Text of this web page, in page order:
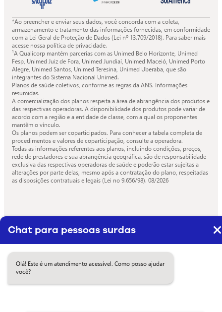
*Ao preencher e enviar seus dados, você concorda com a coleta,
armazenamento e tratamento das informações fornecidas, em conformidade
com a Lei Geral de Proteção de Dados (Lei nº 13.709/2018). Para saber mais
acesse nossa política de privacidade.
¹A Qualicorp mantém parcerias com as Unimed Belo Horizonte, Unimed
Fesp, Unimed Juiz de Fora, Unimed Jundiaí, Unimed Maceió, Unimed Porto
Alegre, Unimed Santos, Unimed Teresina, Unimed Uberaba, que são
integrantes do Sistema Nacional Unimed.
Planos de saúde coletivos, conforme as regras da ANS. Informações
resumidas.
A comercialização dos planos respeita a área de abrangência dos produtos e
das respectivas operadoras. A disponibilidade dos produtos pode variar de
acordo com a região e a entidade de classe, com a qual os proponentes
mantêm o vínculo.
Os planos podem ser coparticipados. Para conhecer a tabela completa de
procedimentos e valores de coparticipação, consulte a operadora.
Todas as informações referentes aos planos, incluindo condições, preços,
rede de prestadores e sua abrangência geográfica, são de responsabilidade
exclusiva das respectivas operadoras de saúde e poderão estar sujeitas a
alterações por parte delas, mesmo após a contratação do plano, respeitadas
as disposições contratuais e legais (Lei no 9.656/98). 08/2026
Chat para pessoas surdas
Olá! Este é um atendimento acessível. Como posso ajudar
você?